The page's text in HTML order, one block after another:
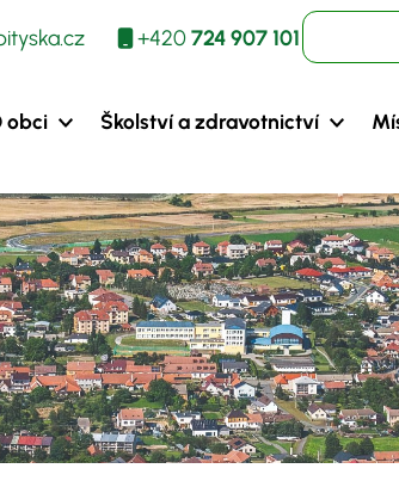
+420724 907 101
obci Školství a zdravotnictví